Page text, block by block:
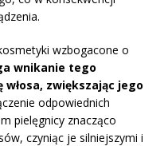
wzbogacone o
wnikanie tego
zwiększając jego
odpowiednich
pielęgnicy znacząco
czyniąc je silniejszymi i